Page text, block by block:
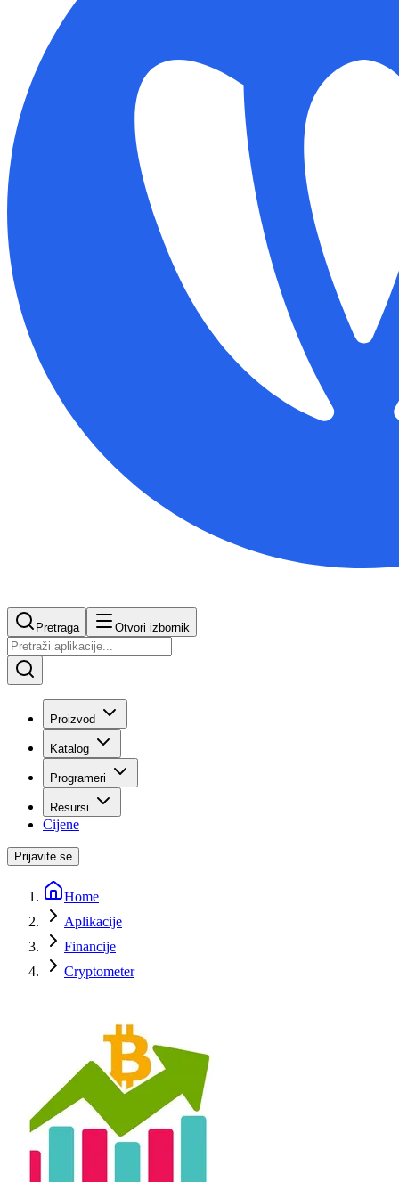
Pretraga Otvori izbornik
Proizvod
Katalog
Programeri
Resursi
Cijene
Prijavite se
Home
Aplikacije
Financije
Cryptometer